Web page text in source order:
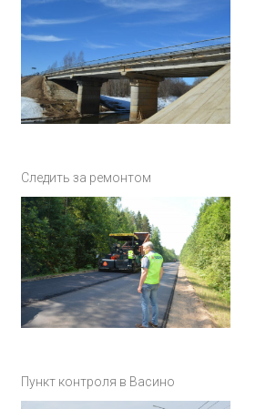
Следить за ремонтом
Пункт контроля в Васино